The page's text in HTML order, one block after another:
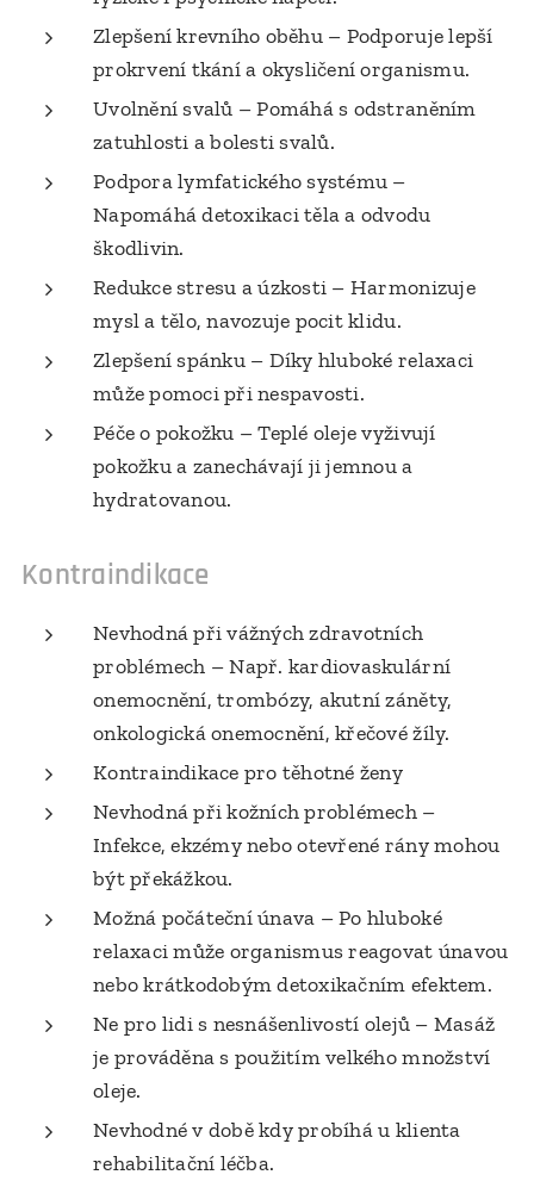
Zlepšení krevního oběhu – Podporuje lepší
prokrvení tkání a okysličení organismu.
Uvolnění svalů – Pomáhá s odstraněním
zatuhlosti a bolesti svalů.
Podpora lymfatického systému –
Napomáhá detoxikaci těla a odvodu
škodlivin.
Redukce stresu a úzkosti – Harmonizuje
mysl a tělo, navozuje pocit klidu.
Zlepšení spánku – Díky hluboké relaxaci
může pomoci při nespavosti.
Péče o pokožku – Teplé oleje vyživují
pokožku a zanechávají ji jemnou a
hydratovanou.
Kontraindikace
Nevhodná při vážných zdravotních
problémech – Např. kardiovaskulární
onemocnění, trombózy, akutní záněty,
onkologická onemocnění, křečové žíly.
Kontraindikace pro těhotné ženy
Nevhodná při kožních problémech –
Infekce, ekzémy nebo otevřené rány mohou
být překážkou.
Možná počáteční únava – Po hluboké
relaxaci může organismus reagovat únavou
nebo krátkodobým detoxikačním efektem.
Ne pro lidi s nesnášenlivostí olejů – Masáž
je prováděna s použitím velkého množství
oleje.
Nevhodné v době kdy probíhá u klienta
rehabilitační léčba.